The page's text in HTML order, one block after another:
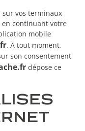
sur vos terminaux
en continuant votre
mobile
. À tout moment,
son consentement
dépose ce